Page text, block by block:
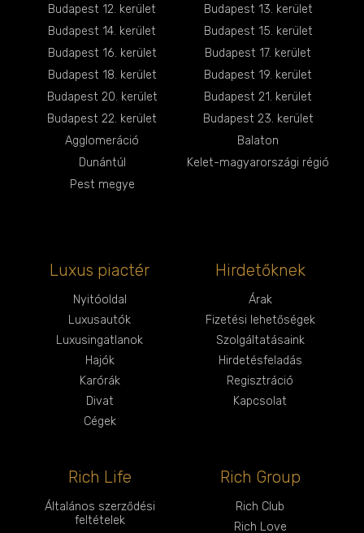
Budapest 12. kerület
Budapest 13. kerület
Budapest 14. kerület
Budapest 15. kerület
Budapest 16. kerület
Budapest 17. kerület
Budapest 18. kerület
Budapest 19. kerület
Budapest 20. kerület
Budapest 21. kerület
Budapest 22. kerület
Budapest 23. kerület
Agglomeráció
Balaton
Dunántúl
Kelet-magyarországi régió
Pest megye
Luxus piactér
Nyitóoldal
Luxusautók
Luxusingatlanok
Hajók
Karórák
Divat
Cégek
Hirdetőknek
Árak
Fizetési lehetőségek
Szolgáltatásaink
Hirdetésfeladás
Regisztráció
Kapcsolat
Rich Life
Általános szerződési
feltételek
Rich Group
Rich Club
Rich Love